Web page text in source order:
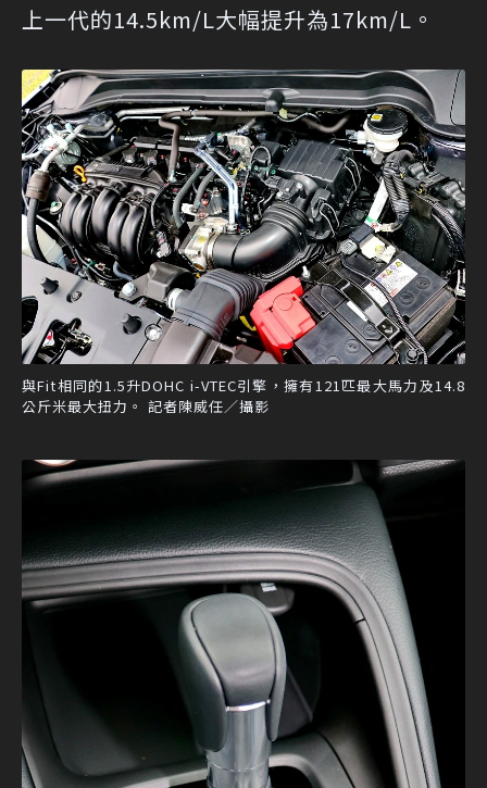
上一代的14.5km/L大幅提升為17km/L。
與Fit相同的1.5升DOHC i-VTEC引擎，擁有121匹最大馬力及14.8
公斤米最大扭力。 記者陳威任／攝影